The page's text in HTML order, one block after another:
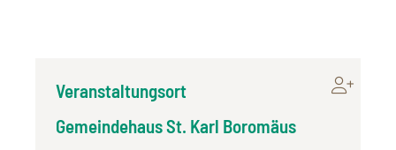
Veranstaltungsort
Gemeindehaus St. Karl Boromäus